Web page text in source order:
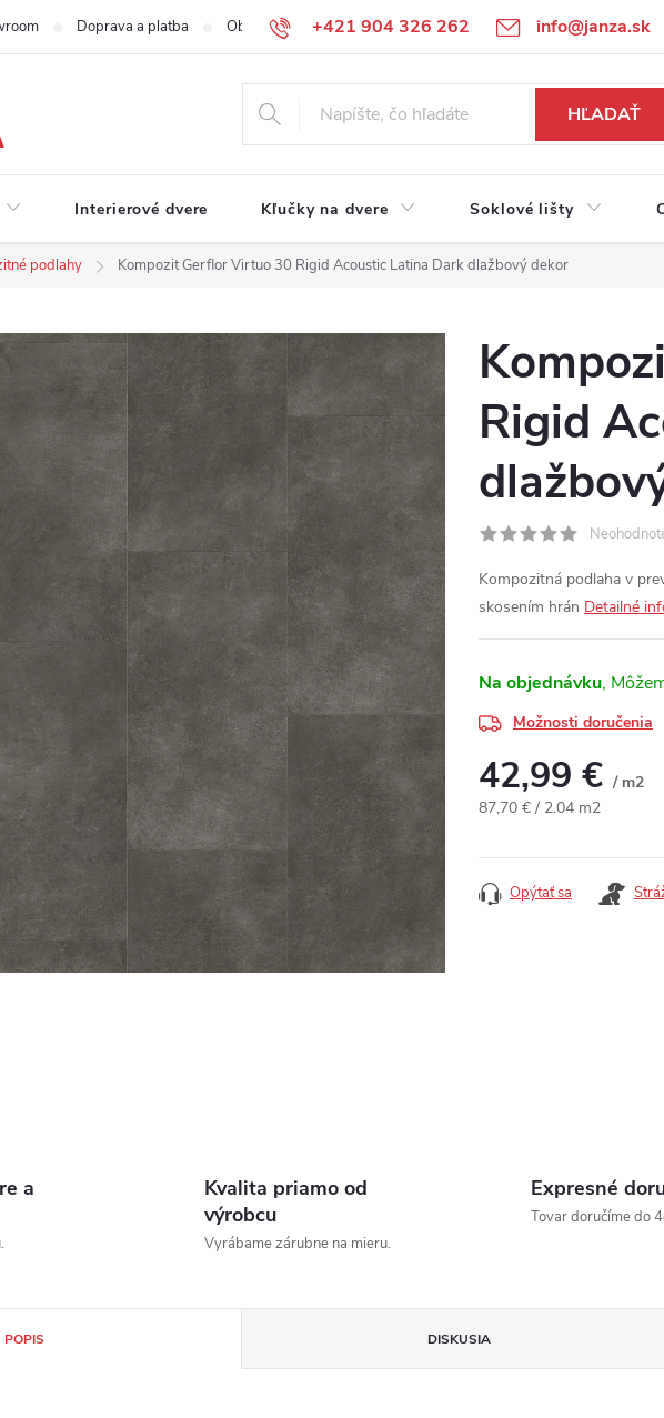
+421 904 326 262 info@janza.sk
Doprava a platba Obchodné podmienky Reklamačné podmienky
HĽADAŤ
Interierové dvere Kľučky na dvere Soklové lišty
podlahy Kompozit Gerflor Virtuo 30 Rigid Acoustic Latina Dark dlažbový dekor
Rigid
Kompozitná podlaha v
skosením hrán Detailné
Na objednávku
Možnosti doručenia
42,99 € / m2
Jednotková cena:
87,70 € / 2.04 m2
Opýtať sa
a
Kvalita priamo od
výrobcu
Vyrábame zárubne na mieru.
Expresné
Tovar doručíme do
POPIS DISKUSIA